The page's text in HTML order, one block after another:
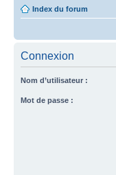
Index du forum
Connexion
Nom d’utilisateur :
Mot de passe :